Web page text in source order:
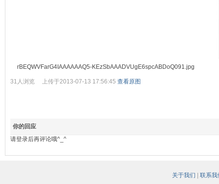
rBEQWVFarG4IAAAAAAQ5-KEzSbAAADVUgE6spcABDoQ091.jpg
31人浏览 上传于2013-07-13 17:56:45 查看原图
你的回应
请登录后再评论哦^_^
关于我们 联系我